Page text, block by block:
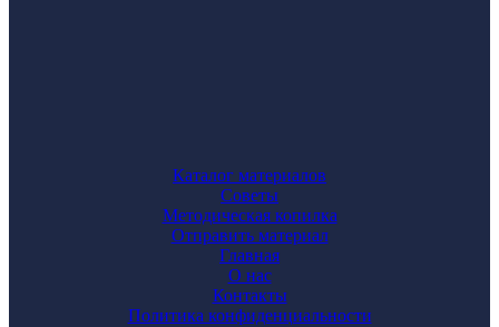
Каталог материалов
Советы
Методическая копилка
Отправить материал
Главная
О нас
Контакты
Политика конфиденциальности